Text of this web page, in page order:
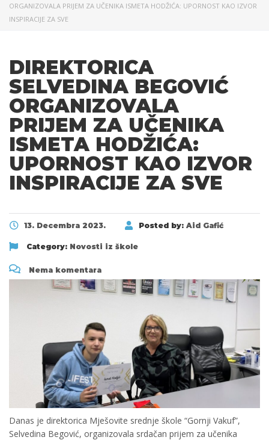
ORGANIZOVALA PRIJEM ZA UČENIKA ISMETA HODŽIĆA: UPORNOST KAO IZVOR
INSPIRACIJE ZA SVE
DIREKTORICA
SELVEDINA BEGOVIĆ
ORGANIZOVALA
PRIJEM ZA UČENIKA
ISMETA HODŽIĆA:
UPORNOST KAO IZVOR
INSPIRACIJE ZA SVE
13. Decembra 2023. Posted by: Aid Gafić
Category: Novosti iz škole
Nema komentara
Danas je direktorica Mješovite srednje škole “Gornji Vakuf”,
Selvedina Begović, organizovala srdačan prijem za učenika